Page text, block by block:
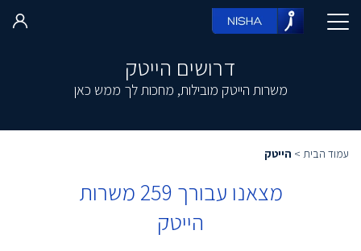
דרושים הייטק
משרות הייטק מובילות, מחכות לך ממש כאן
עמוד הבית > הייטק
מצאנו עבורך 259 משרות
הייטק